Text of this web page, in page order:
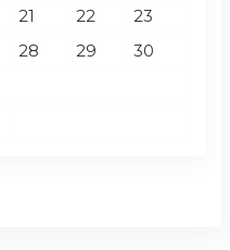
21 22
23
28 29
30